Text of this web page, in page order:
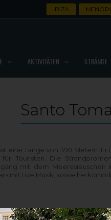
IBIZA
AKTIVITÄTEN STRÄNDE
Santo
eine Länge von 390 Metern.
Touristen. Die
mit dem
mit Live Musik, sowie